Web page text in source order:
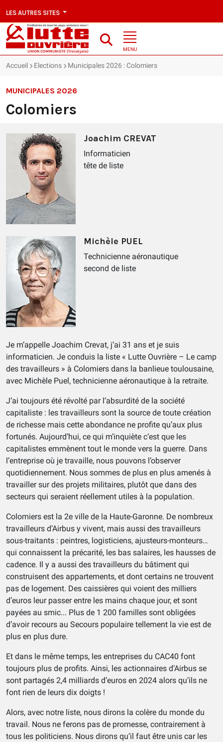
LES AUTRES SITES
MENU
Accueil Elections Municipales 2026 : Colomiers
MUNICIPALES 2026
Colomiers
Joachim CREVAT
Informaticien
tête de liste
Michèle PUEL
Technicienne aéronautique
second de liste
Je m’appelle Joachim Crevat, j’ai 31 ans et je suis
informaticien. Je conduis la liste « Lutte Ouvrière – Le camp
des travailleurs » à Colomiers dans la banlieue toulousaine,
avec Michèle Puel, technicienne aéronautique à la retraite.
J’ai toujours été révolté par l’absurdité de la société
capitaliste : les travailleurs sont la source de toute création
de richesse mais cette abondance ne profite qu’aux plus
fortunés. Aujourd’hui, ce qui m’inquiète c‘est que les
capitalistes emmènent tout le monde vers la guerre. Dans
l’entreprise où je travaille, nous pouvons l’observer
quotidiennement. Nous sommes de plus en plus amenés à
travailler sur des projets militaires, plutôt que dans des
secteurs qui seraient réellement utiles à la population.
Colomiers est la 2e ville de la Haute-Garonne. De nombreux
travailleurs d’Airbus y vivent, mais aussi des travailleurs
sous-traitants : peintres, logisticiens, ajusteurs-monteurs…
qui connaissent la précarité, les bas salaires, les hausses de
cadence. Il y a aussi des travailleurs du bâtiment qui
construisent des appartements, et dont certains ne trouvent
pas de logement. Des caissières qui voient des milliers
d’euros leur passer entre les mains chaque jour, et sont
payées au smic... Plus de 1 200 familles sont obligées
d’avoir recours au Secours populaire tellement la vie est de
plus en plus dure.
Et dans le même temps, les entreprises du CAC40 font
toujours plus de profits. Ainsi, les actionnaires d’Airbus se
sont partagés 2,4 milliards d’euros en 2024 alors qu’ils ne
font rien de leurs dix doigts !
Alors, avec notre liste, nous dirons la colère du monde du
travail. Nous ne ferons pas de promesse, contrairement à
tous les politiciens. Nous dirons qu’il faut être unis car les